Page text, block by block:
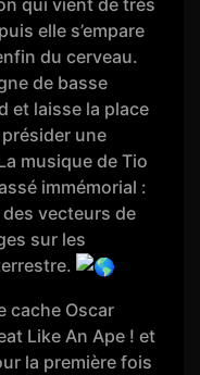
elle s’empare
du cerveau.
de basse
et laisse la place
une
musique de Tio
immémorial :
vecteurs de
sur les
cache Oscar
Like An Ape ! et
la première fois